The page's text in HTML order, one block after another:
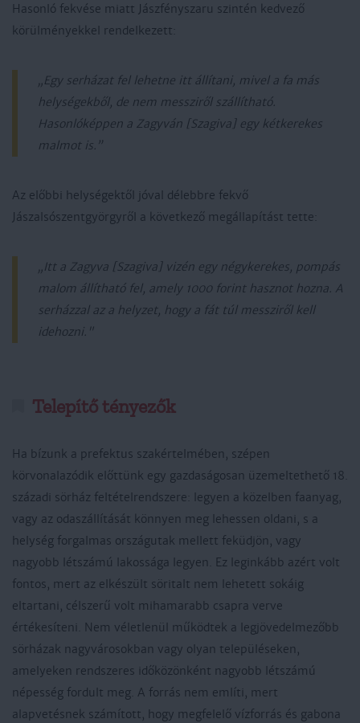
Hasonló fekvése miatt Jászfényszaru szintén kedvező
körülményekkel rendelkezett:
„Egy serházat fel lehetne itt állítani, mivel a fa más
helységekből, de nem messziről szállítható.
Hasonlóképpen a Zagyván [Szagiva] egy kétkerekes
malmot is.”
Az előbbi helységektől jóval délebbre fekvő
Jászalsószentgyörgyről a következő megállapítást tette:
„Itt a Zagyva [Szagiva] vizén egy négykerekes, pompás
malom állítható fel, amely 1000 forint hasznot hozna. A
serházzal az a helyzet, hogy a fát túl messziről kell
idehozni."
Telepítő tényezők
Ha bízunk a prefektus szakértelmében, szépen
körvonalazódik előttünk egy gazdaságosan üzemeltethető 18.
századi sörház feltételrendszere: legyen a közelben faanyag,
vagy az odaszállítását könnyen meg lehessen oldani, s a
helység forgalmas országutak mellett feküdjön, vagy
nagyobb létszámú lakossága legyen. Ez leginkább azért volt
fontos, mert az elkészült söritalt nem lehetett sokáig
eltartani, célszerű volt mihamarabb csapra verve
értékesíteni. Nem véletlenül működtek a legjövedelmezőbb
sörházak nagyvárosokban vagy olyan településeken,
amelyeken rendszeres időközönként nagyobb létszámú
népesség fordult meg. A forrás nem említi, mert
alapvetésnek számított, hogy megfelelő vízforrás és gabona